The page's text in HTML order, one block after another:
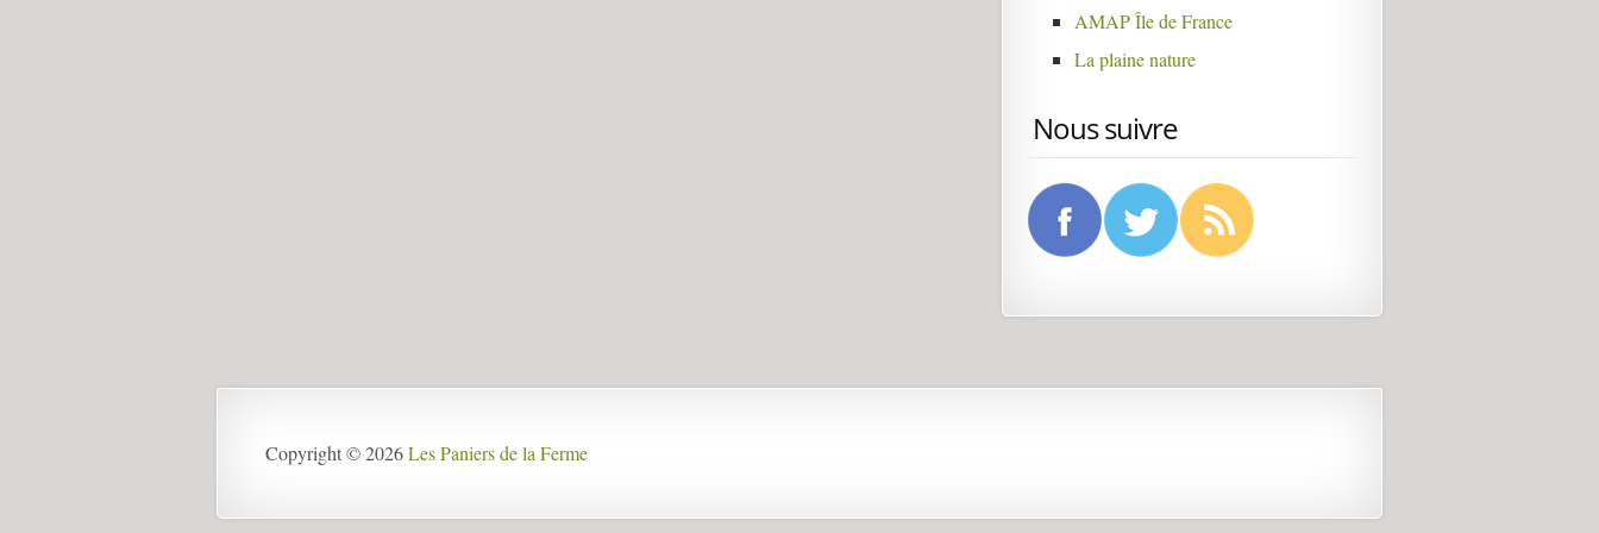
AMAP Île de France
La plaine nature
Nous suivre
Copyright © 2026Les Paniers de la Ferme